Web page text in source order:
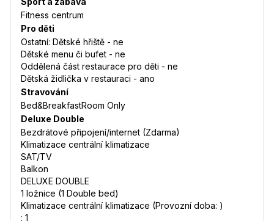
Fitness centrum
Pro děti
Ostatní: Dětské hřiště - ne
Dětské menu či bufet - ne
Oddělená část restaurace pro děti - ne
Dětská židlička v restauraci - ano
Stravování
Bed&BreakfastRoom Only
Deluxe Double
Bezdrátové připojení/internet (Zdarma)
Klimatizace centrální klimatizace
SAT/TV
Balkon
DELUXE DOUBLE
1 ložnice (1 Double bed)
Klimatizace centrální klimatizace (Provozní doba: )
: 1